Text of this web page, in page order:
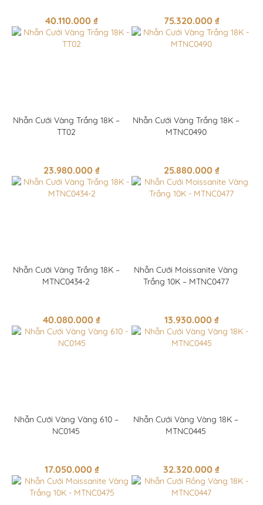
40.110.000 ₫ 75.320.000 ₫
Nhẫn Cưới Vàng Trắng 18K –
TT02
23.980.000 ₫
Nhẫn Cưới Vàng Trắng 18K –
MTNC0490
25.880.000 ₫
Nhẫn Cưới Vàng Trắng 18K –
MTNC0434-2
40.080.000 ₫
Nhẫn Cưới Moissanite Vàng
Trắng 10K – MTNC0477
13.930.000 ₫
Nhẫn Cưới Vàng Vàng 610 –
NC0145
17.050.000 ₫
Nhẫn Cưới Vàng Vàng 18K –
MTNC0445
32.320.000 ₫